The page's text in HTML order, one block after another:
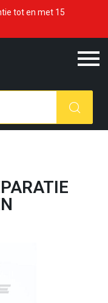
tot en met 15